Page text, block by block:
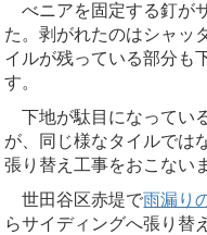
べニアを固定する釘が
た。剥がれたのはシャッ
イルが残っている部分も
す。
下地が駄目になってい
が、同じ様なタイルでは
張り替え工事をおこない
世田谷区赤堤で雨漏り
らサイディングへ張り替